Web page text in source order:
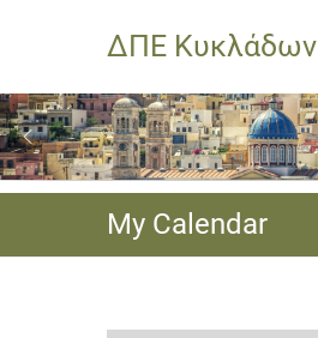
ΔΠΕ Κυκλάδων
My Calendar